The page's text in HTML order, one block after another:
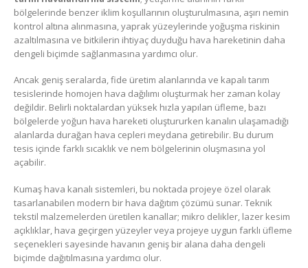
bölgelerinde benzer iklim koşullarının oluşturulmasına, aşırı nemin
kontrol altına alınmasına, yaprak yüzeylerinde yoğuşma riskinin
azaltılmasına ve bitkilerin ihtiyaç duyduğu hava hareketinin daha
dengeli biçimde sağlanmasına yardımcı olur.
Ancak geniş seralarda, fide üretim alanlarında ve kapalı tarım
tesislerinde homojen hava dağılımı oluşturmak her zaman kolay
değildir. Belirli noktalardan yüksek hızla yapılan üfleme, bazı
bölgelerde yoğun hava hareketi oluştururken kanalın ulaşamadığı
alanlarda durağan hava cepleri meydana getirebilir. Bu durum
tesis içinde farklı sıcaklık ve nem bölgelerinin oluşmasına yol
açabilir.
Kumaş hava kanalı sistemleri, bu noktada projeye özel olarak
tasarlanabilen modern bir hava dağıtım çözümü sunar. Teknik
tekstil malzemelerden üretilen kanallar; mikro delikler, lazer kesim
açıklıklar, hava geçirgen yüzeyler veya projeye uygun farklı üfleme
seçenekleri sayesinde havanın geniş bir alana daha dengeli
biçimde dağıtılmasına yardımcı olur.